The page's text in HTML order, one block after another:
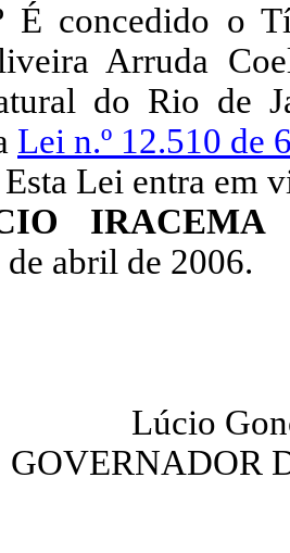
É concedido o
Arruda
do Rio de
Lei n.º 12.510 de
Esta Lei entra em
abril de 2006.
Lúcio
GOVERNADOR